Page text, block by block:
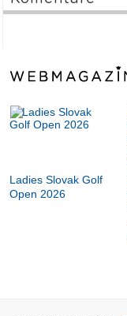
Ladies Slovak Golf
Open 2026